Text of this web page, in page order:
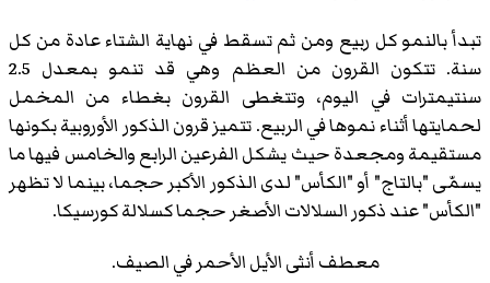
تبدأ بالنمو كل ربيع ومن ثم تسقط في نهاية الشتاء عادة من كل
سنة. تتكون القرون من العظم وهي قد تنمو بمعدل 2.5
سنتيمترات في اليوم، وتتغطى القرون بغطاء من المخمل
لحمايتها أثناء نموها في الربيع. تتميز قرون الذكور الأوروبية بكونها
مستقيمة ومجعدة حيث يشكل الفرعين الرابع والخامس فيها ما
يسمّى "بالتاج" أو "الكأس" لدى الذكور الأكبر حجما، بينما لا تظهر
"الكأس" عند ذكور السلالات الأصغر حجما كسلالة كورسيكا.
معطف أنثى الأيل الأحمر في الصيف.